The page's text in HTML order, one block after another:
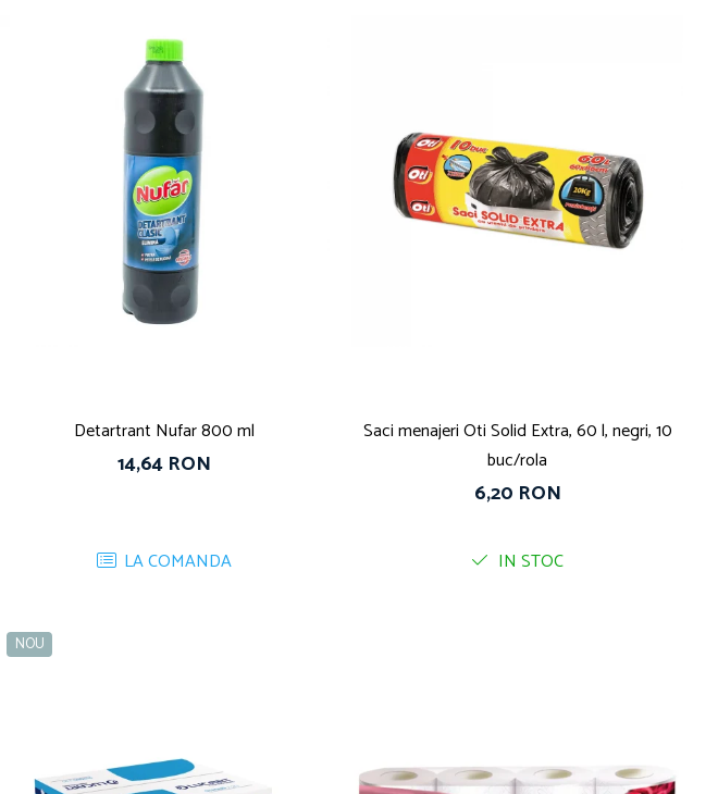
Detartrant Nufar 800 ml
14,64 RON
LA COMANDA
Saci menajeri Oti Solid Extra, 60 l, negri, 10
buc/rola
6,20 RON
IN STOC
NOU